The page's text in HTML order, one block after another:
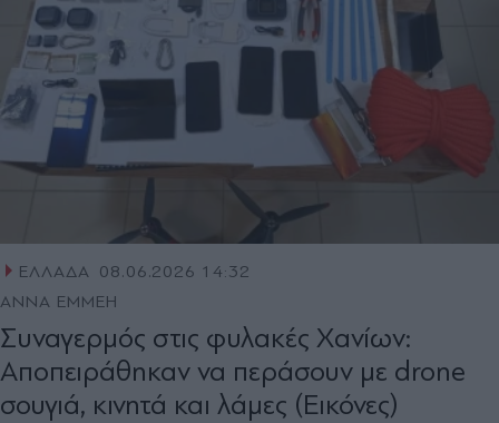
ΕΛΛΑΔΑ 08.06.2026 14:32
ΑΝΝΑ ΕΜΜΕΗ
Συναγερμός στις φυλακές Χανίων:
Αποπειράθηκαν να περάσουν με drone
σουγιά, κινητά και λάμες (Εικόνες)